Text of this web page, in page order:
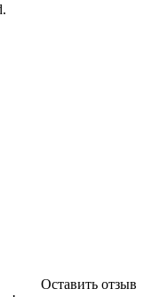
Оставить отзыв